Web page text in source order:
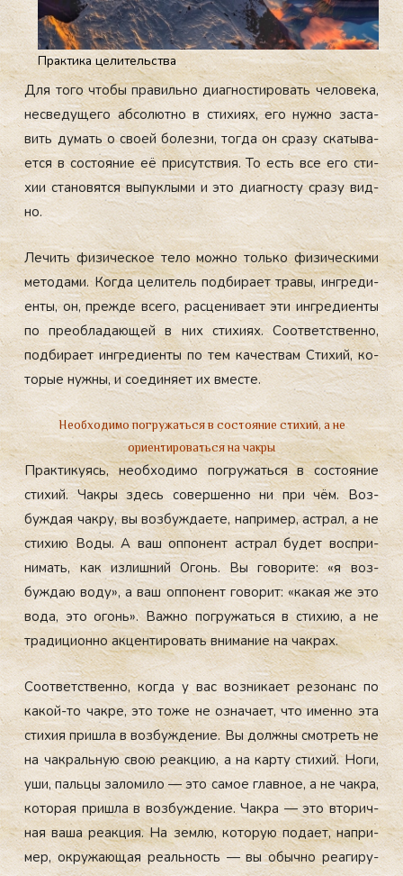
Практика целительства
Для то­го что­бы пра­виль­но ди­аг­ности­ровать че­лове­ка,
нес­ве­дуще­го аб­со­лют­но в сти­хи­ях, его нуж­но зас­та­
вить ду­мать о сво­ей бо­лез­ни, тог­да он сра­зу ска­тыва­
ет­ся в сос­то­яние её при­сутс­твия. То есть все его сти­
хии ста­новят­ся вы­пук­лы­ми и это ди­аг­носту сра­зу вид­
но.
Ле­чить фи­зичес­кое те­ло мож­но толь­ко фи­зичес­ки­ми
ме­тода­ми. Ког­да це­литель под­би­ра­ет тра­вы, ин­гре­ди­
ен­ты, он, преж­де все­го, рас­це­нива­ет эти ин­гре­ди­ен­ты
по пре­об­ла­да­ющей в них сти­хи­ях. Со­от­ветс­твен­но,
под­би­ра­ет ин­гре­ди­ен­ты по тем ка­чес­твам Сти­хий, ко­
торые нуж­ны, и со­еди­ня­ет их вмес­те.
Необходимо погружаться в состояние стихий, а не
ориентироваться на чакры
Прак­ти­ку­ясь, не­об­хо­димо пог­ру­жать­ся в сос­то­яние
сти­хий. Чак­ры здесь со­вер­шенно ни при чём. Воз­
буждая чак­ру, вы воз­бужда­ете, нап­ри­мер, ас­трал, а не
сти­хию Во­ды. А ваш оп­по­нент ас­трал бу­дет вос­при­
нимать, как из­лишний Огонь. Вы го­вори­те: «я воз­
буждаю во­ду», а ваш оп­по­нент го­ворит: «ка­кая же это
во­да, это огонь». Важ­но пог­ру­жать­ся в сти­хию, а не
тра­дици­он­но ак­центи­ровать вни­мание на чак­рах.
Со­от­ветс­твен­но, ког­да у вас воз­ни­ка­ет ре­зонанс по
ка­кой-то чак­ре, это то­же не оз­на­ча­ет, что имен­но эта
сти­хия приш­ла в воз­бужде­ние. Вы дол­жны смот­реть не
на чак­раль­ную свою ре­ак­цию, а на кар­ту сти­хий. Но­ги,
уши, паль­цы за­ломи­ло — это са­мое глав­ное, а не чак­ра,
ко­торая приш­ла в воз­бужде­ние. Чак­ра — это вто­рич­
ная ва­ша ре­ак­ция. На зем­лю, ко­торую по­да­ет, нап­ри­
мер, ок­ру­жа­ющая ре­аль­ность — вы обыч­но ре­аги­ру­